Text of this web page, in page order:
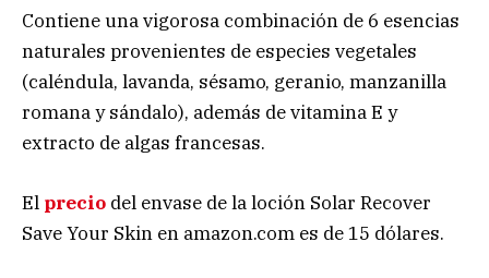
Contiene una vigorosa combinación de 6 esencias
naturales provenientes de especies vegetales
(caléndula, lavanda, sésamo, geranio, manzanilla
romana y sándalo), además de vitamina E y
extracto de algas francesas.
El precio del envase de la loción Solar Recover
Save Your Skin en amazon.com es de 15 dólares.